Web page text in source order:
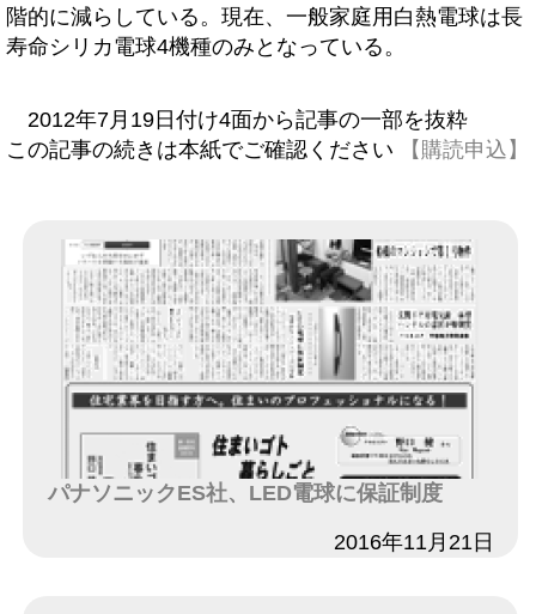
階的に減らしている。現在、一般家庭用白熱電球は長
寿命シリカ電球4機種のみとなっている。
2012年7月19日付け4面から記事の一部を抜粋
この記事の続きは本紙でご確認ください
【購読申込】
パナソニックES社、LED電球に保証制度
2016年11月21日